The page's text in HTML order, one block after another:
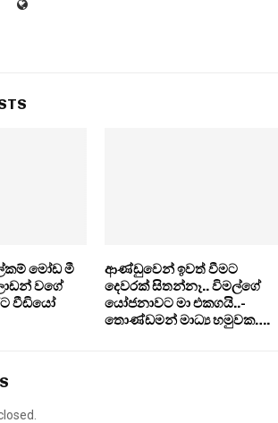
මෝඩ මී
වගේ
වීඩියෝ
ආණ්ඩුවෙන් ඉවත් වීමට
දෙවරක් සිතන්නෑ.. විමල්ගේ
යෝජනාවට මා එකගයි..-
තොණ්ඩමන් මාධ්‍ය හමුවක….